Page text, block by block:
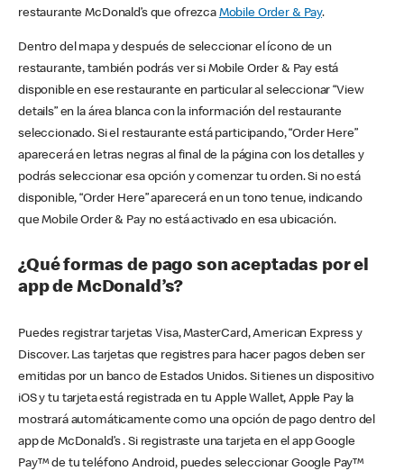
restaurante McDonald’s que ofrezca Mobile Order & Pay.
Dentro del mapa y después de seleccionar el ícono de un
restaurante, también podrás ver si Mobile Order & Pay está
disponible en ese restaurante en particular al seleccionar “View
details” en la área blanca con la información del restaurante
seleccionado. Si el restaurante está participando, “Order Here”
aparecerá en letras negras al final de la página con los detalles y
podrás seleccionar esa opción y comenzar tu orden. Si no está
disponible, “Order Here” aparecerá en un tono tenue, indicando
que Mobile Order & Pay no está activado en esa ubicación.
¿Qué formas de pago son aceptadas por el
app de McDonald’s?
Puedes registrar tarjetas Visa, MasterCard, American Express y
Discover. Las tarjetas que registres para hacer pagos deben ser
emitidas por un banco de Estados Unidos. Si tienes un dispositivo
iOS y tu tarjeta está registrada en tu Apple Wallet, Apple Pay la
mostrará automáticamente como una opción de pago dentro del
app de McDonald’s . Si registraste una tarjeta en el app Google
Pay™ de tu teléfono Android, puedes seleccionar Google Pay™